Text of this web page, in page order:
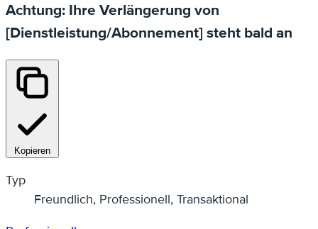
Achtung: Ihre Verlängerung von
[Dienstleistung/Abonnement] steht bald an
Kopieren
Typ
Freundlich, Professionell, Transaktional